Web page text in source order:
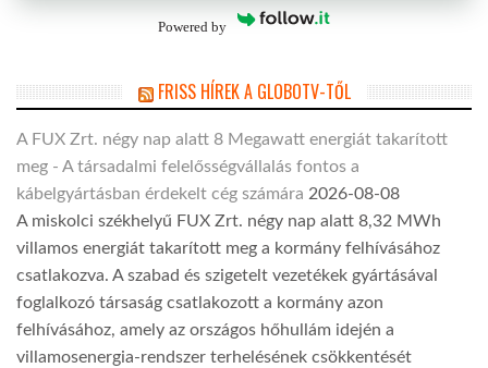
Powered by
FRISS HÍREK A GLOBOTV-TŐL
A FUX Zrt. négy nap alatt 8 Megawatt energiát takarított
meg - A társadalmi felelősségvállalás fontos a
kábelgyártásban érdekelt cég számára 2026-08-08
A miskolci székhelyű FUX Zrt. négy nap alatt 8,32 MWh
villamos energiát takarított meg a kormány felhívásához
csatlakozva. A szabad és szigetelt vezetékek gyártásával
foglalkozó társaság csatlakozott a kormány azon
felhívásához, amely az országos hőhullám idején a
villamosenergia-rendszer terhelésének csökkentését